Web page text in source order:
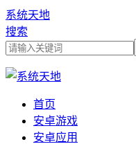
系统天地
搜索
首页
安卓游戏
安卓应用